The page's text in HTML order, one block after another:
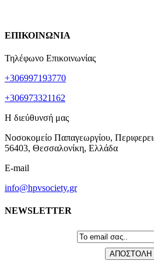
ΕΠΙΚΟΙΝΩΝΙΑ
Τηλέφωνο Επικοινωνίας
+306997193770
+306973321162
Η διεύθυνσή μας
Νοσοκομείο Παπαγεωργίου,
56403, Θεσσαλονίκη, Ελλάδα
E-mail
info@hpvsociety.gr
NEWSLETTER